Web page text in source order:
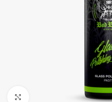
Clique para ampliar